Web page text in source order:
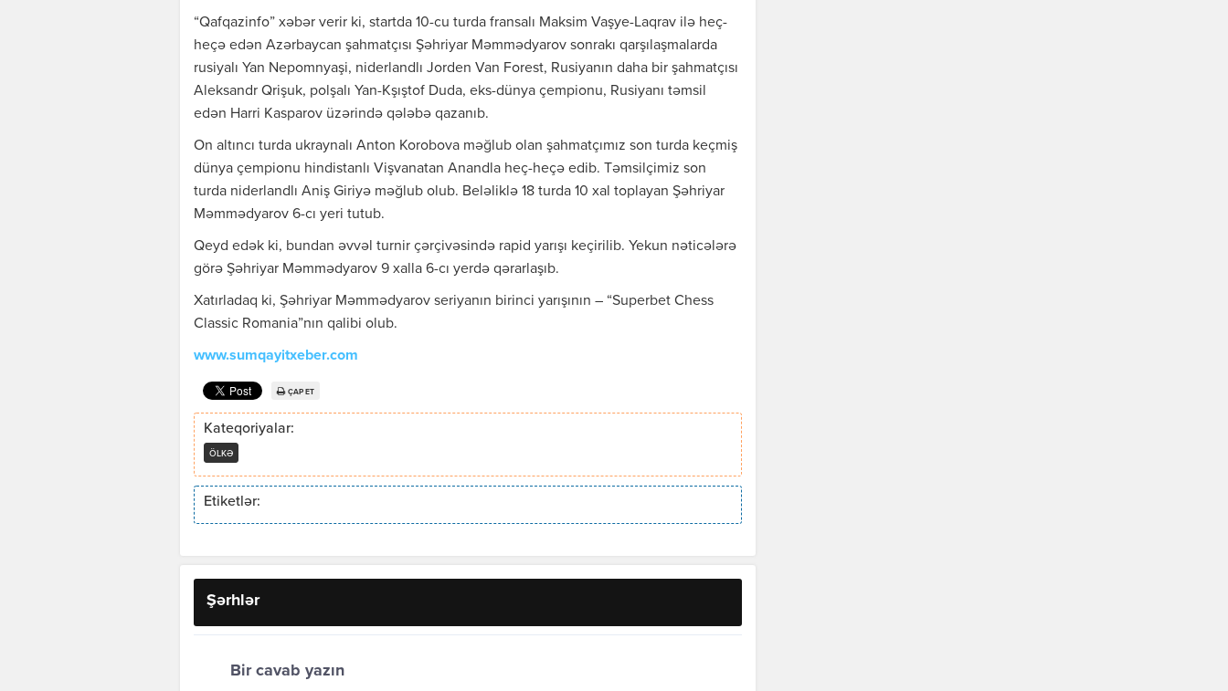
“Qafqazinfo” xəbər verir ki, startda 10-cu turda fransalı Maksim Vaşye-Laqrav ilə heç-
heçə edən Azərbaycan şahmatçısı Şəhriyar Məmmədyarov sonrakı qarşılaşmalarda
rusiyalı Yan Nepomnyaşi, niderlandlı Jorden Van Forest, Rusiyanın daha bir şahmatçısı
Aleksandr Qrişuk, polşalı Yan-Kşıştof Duda, eks-dünya çempionu, Rusiyanı təmsil
edən Harri Kasparov üzərində qələbə qazanıb.
On altıncı turda ukraynalı Anton Korobova məğlub olan şahmatçımız son turda keçmiş
dünya çempionu hindistanlı Vişvanatan Anandla heç-heçə edib. Təmsilçimiz son
turda niderlandlı Aniş Giriyə məğlub olub. Beləliklə 18 turda 10 xal toplayan Şəhriyar
Məmmədyarov 6-cı yeri tutub.
Qeyd edək ki, bundan əvvəl turnir çərçivəsində rapid yarışı keçirilib. Yekun nəticələrə
görə Şəhriyar Məmmədyarov 9 xalla 6-cı yerdə qərarlaşıb.
Xatırladaq ki, Şəhriyar Məmmədyarov seriyanın birinci yarışının – “Superbet Chess
Classic Romania”nın qalibi olub.
www.sumqayitxeber.com
ÇAP ET
Kateqoriyalar:
ÖLKƏ
Etiketlər:
Şərhlər
Bir cavab yazın